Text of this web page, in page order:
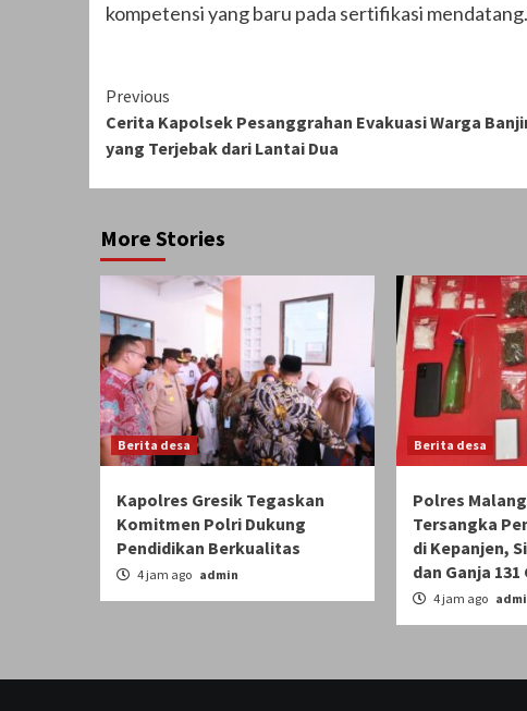
kompetensi yang baru pada sertifikasi
Continue
Reading
Previous
Cerita Kapolsek Pesanggrahan Evakuasi Warga
yang Terjebak dari Lantai Dua
More Stories
Berita desa
Kapolres Gresik Tegaskan
Komitmen Polri Dukung
Pendidikan Berkualitas
4 jam ago admin
Berita desa
Polres
Tersangka
di Kepanjen,
dan Ganja 131
4 jam ago